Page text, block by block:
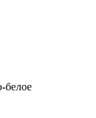
белое